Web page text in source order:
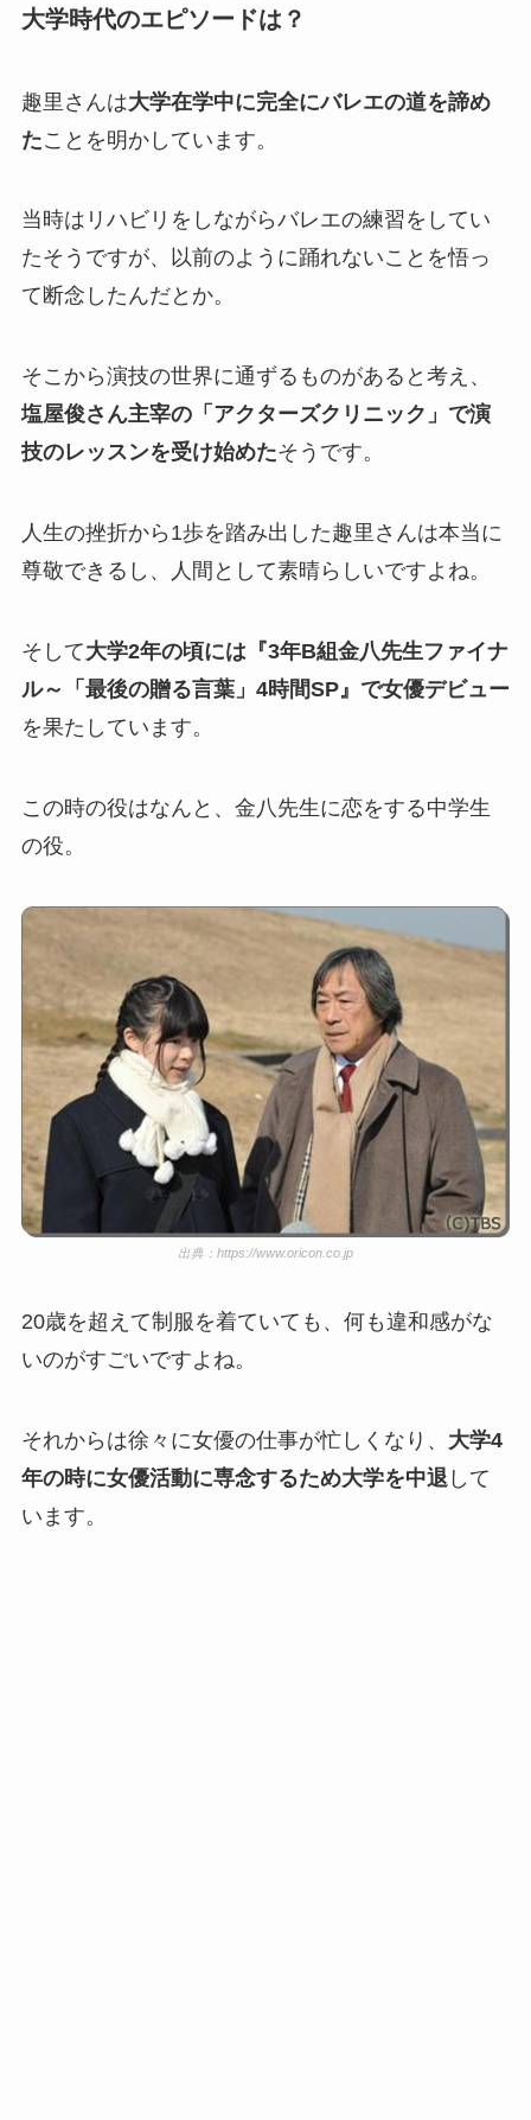
大学時代のエピソードは？
趣里さんは大学在学中に完全にバレエの道を諦め
たことを明かしています。
当時はリハビリをしながらバレエの練習をしてい
たそうですが、以前のように踊れないことを悟っ
て断念したんだとか。
そこから演技の世界に通ずるものがあると考え、
塩屋俊さん主宰の「アクターズクリニック」で演
技のレッスンを受け始めたそうです。
人生の挫折から1歩を踏み出した趣里さんは本当に
尊敬できるし、人間として素晴らしいですよね。
そして大学2年の頃には『3年B組金八先生ファイナ
ル～「最後の贈る言葉」4時間SP』で女優デビュー
を果たしています。
この時の役はなんと、金八先生に恋をする中学生
の役。
出典：https://www.oricon.co.jp
20歳を超えて制服を着ていても、何も違和感がな
いのがすごいですよね。
それからは徐々に女優の仕事が忙しくなり、 大学4
年の時に女優活動に専念するため大学を中退して
います。